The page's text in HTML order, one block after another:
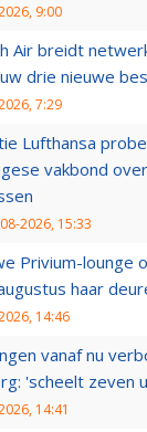
9:00
Air breidt
drie nieuwe
7:29
Lufthansa
vakbond
2026, 15:33
Privium-lounge
haar
14:46
vanaf nu
'scheelt zeven
14:41